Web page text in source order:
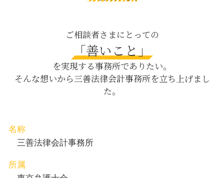
m&a とは
売掛金 売上
借金 差し押さえ
公正証書遺言 証人
労基法 罰
相続法 遺言
刑事事件 示談
離婚後 子供
親権取得 日比谷 相談
債権回収 八丁堀 弁護士
内容証明郵便 日比谷 相談
養育費 中央区 弁護士
離婚 目黒区 相談
相続 渋谷区 相談
親権取得 茅場町 弁護士
親権取得 新宿区 弁護士
ご相談者さまにとっての
「善いこと」
を実現する事務所でありたい。
そんな想いから三善法律会計事務所を立ち上げまし
た。
名称
三善法律会計事務所
所属